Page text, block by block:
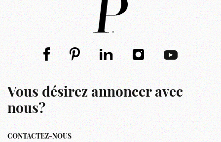
Vous désirez annoncer avec
nous?
CONTACTEZ-NOUS